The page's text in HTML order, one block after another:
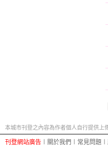
本城市刊登之內容為作者個人自行提供上
刊登網站廣告 關於我們 常見問題